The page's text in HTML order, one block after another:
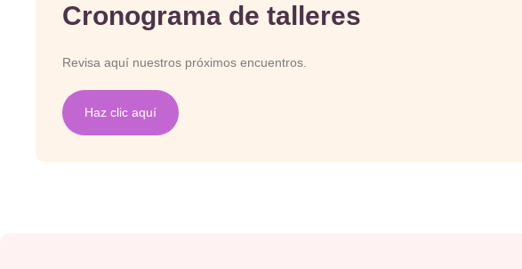
Cronograma de talleres
Revisa aquí nuestros próximos encuentros.
Haz clic aquí